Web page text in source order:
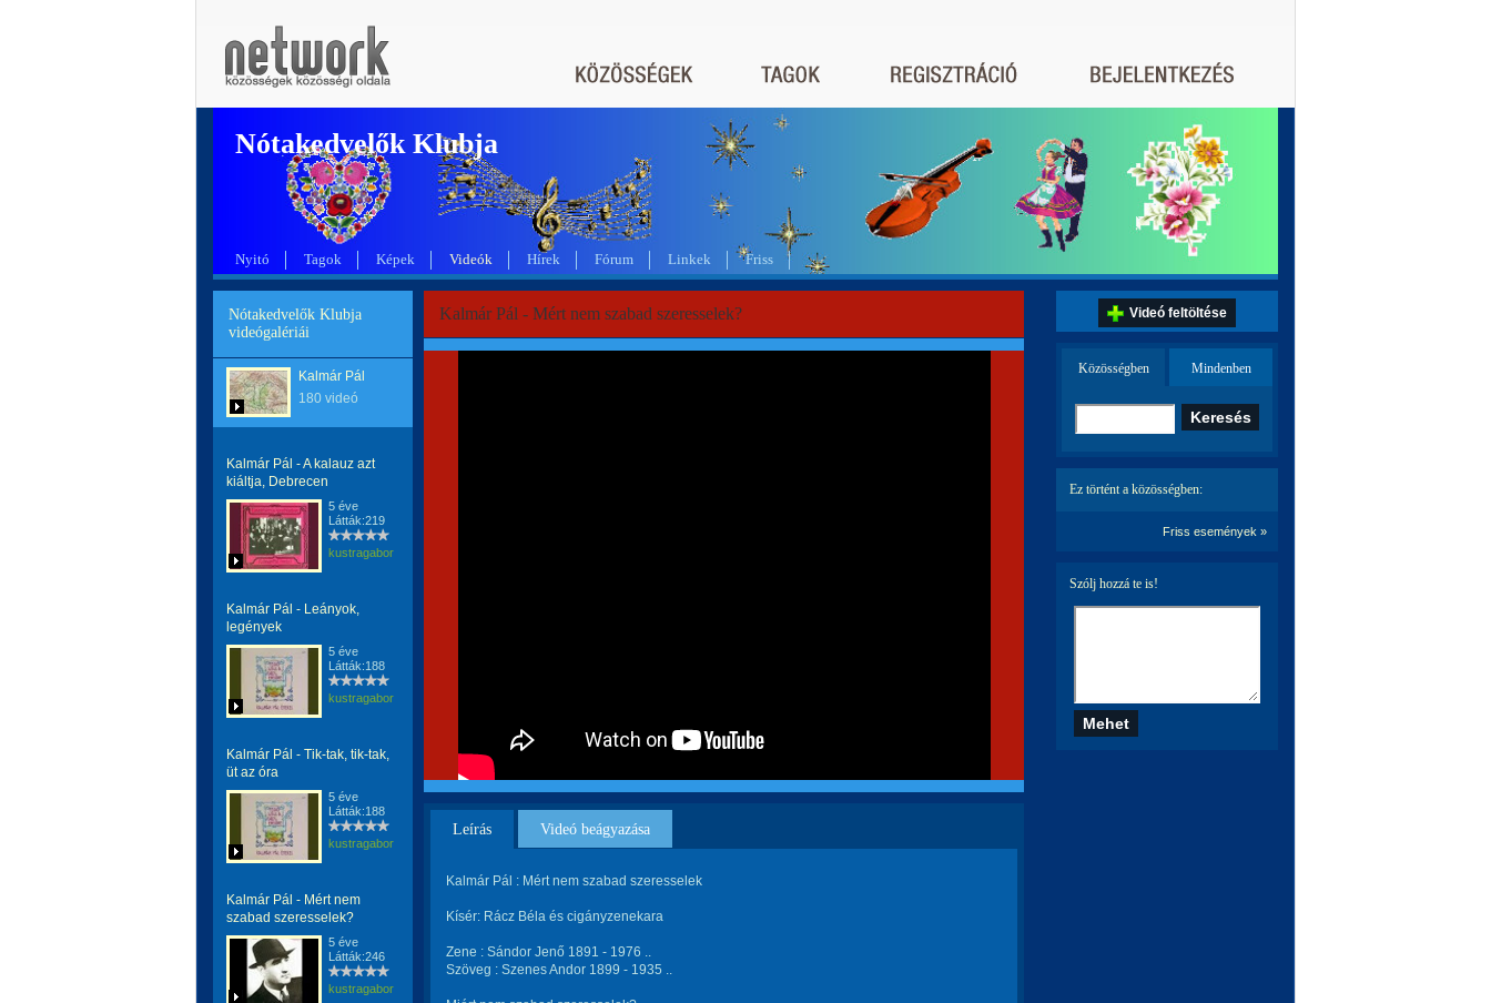
Nótakedvelők Klubja
Nyitó Tagok Képek Videók Hírek Fórum Linkek Friss
Nótakedvelők Klubja
videógalériái
Kalmár Pál
180 videó
Kalmár Pál - A kalauz azt
kiáltja, Debrecen
5 éve
Látták:219
kustragabor
Kalmár Pál - Leányok,
legények
5 éve
Látták:188
kustragabor
Kalmár Pál - Tik-tak, tik-tak,
üt az óra
5 éve
Látták:188
kustragabor
Kalmár Pál - Mért nem
szabad szeresselek?
5 éve
Látták:246
kustragabor
Kalmár Pál - Mért nem szabad szeresselek?
Leírás Videó beágyazása
Kalmár Pál : Mért nem szabad szeresselek
Kísér: Rácz Béla és cigányzenekara
Zene : Sándor Jenő 1891 - 1976 ..
Szöveg : Szenes Andor 1899 - 1935 ..
Videó feltöltése
Közösségben Mindenben
Ez történt a közösségben:
Friss események »
Szólj hozzá te is!